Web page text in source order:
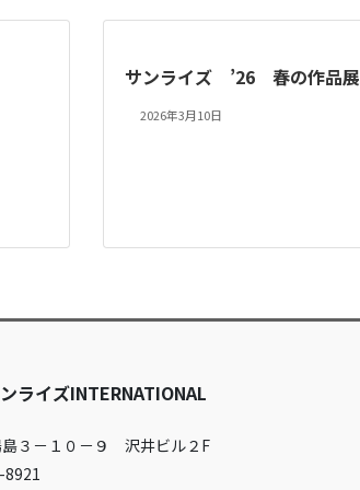
サンライズ ’26 春の作品展
2026年3月10日
ライズINTERNATIONAL
３－１０－９ 沢井ビル２F